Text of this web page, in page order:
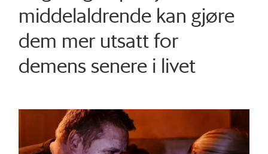
middelaldrende kan gjøre
dem mer utsatt for
demens senere i livet